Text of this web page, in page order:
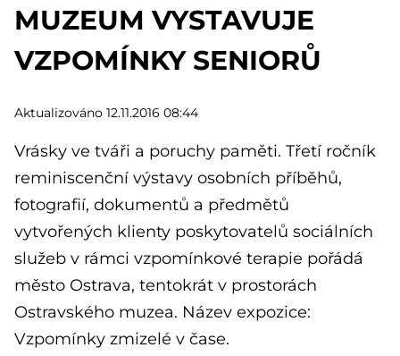
MUZEUM VYSTAVUJE
VZPOMÍNKY SENIORŮ
Aktualizováno 12.11.2016 08:44
Vrásky ve tváři a poruchy paměti. Třetí ročník
reminiscenční výstavy osobních příběhů,
fotografií, dokumentů a předmětů
vytvořených klienty poskytovatelů sociálních
služeb v rámci vzpomínkové terapie pořádá
město Ostrava, tentokrát v prostorách
Ostravského muzea. Název expozice:
Vzpomínky zmizelé v čase.